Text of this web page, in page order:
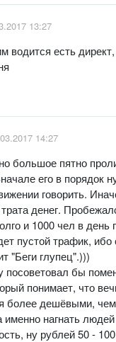
13:27
водится есть
14:27
большое пятно
его в порядок
говорить.
денег.
и 1000 чел в день
пустой трафик, ибо
"Беги глупец".)))
посоветовал бы
понимает, что
более дешёвыми,
именно нагнать
ну рублей 50 -